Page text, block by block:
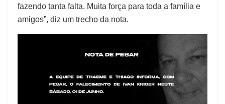
fazendo tanta falta. Muita força para toda a família e
amigos”, diz um trecho da nota.